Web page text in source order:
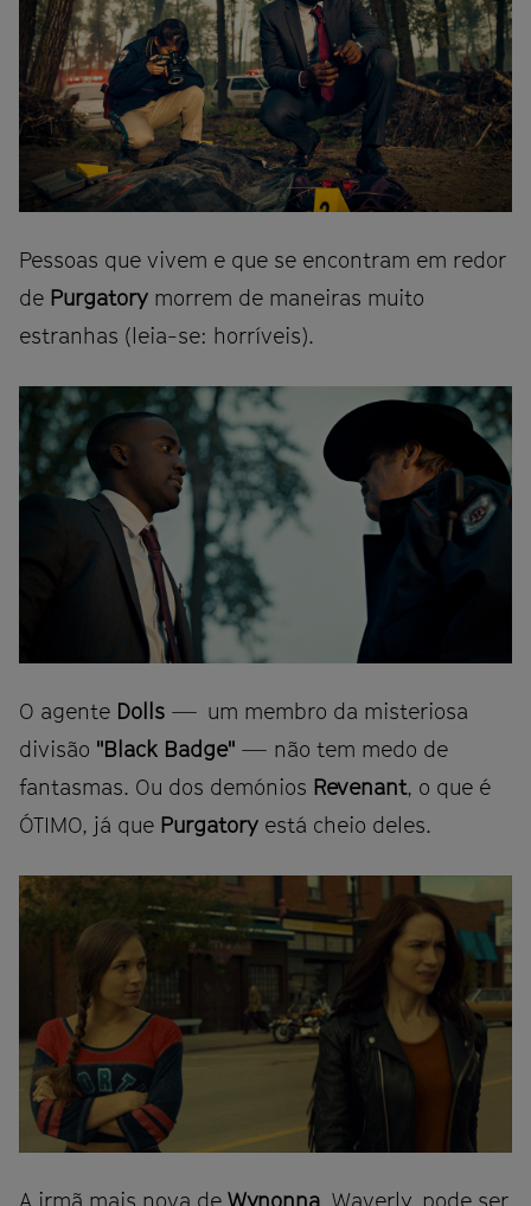
Pessoas que vivem e que se encontram em redor
de Purgatory morrem de maneiras muito
estranhas (leia-se: horríveis).
O agente Dolls — um membro da misteriosa
divisão "Black Badge" — não tem medo de
fantasmas. Ou dos demónios Revenant, o que é
ÓTIMO, já que Purgatory está cheio deles.
A irmã mais nova de Wynonna , Waverly, pode ser